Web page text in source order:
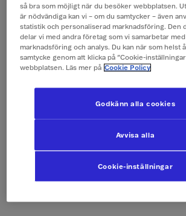
så bra som möjligt när du besöker webbplatsen.
är nödvändiga kan vi – om du samtycker – även
statistik och personaliserad marknadsföring. Den
delar vi med andra företag som vi samarbetar
marknadsföring och analys. Du kan när som helst
samtycke genom att klicka på ”Cookie-
webbplatsen. Läs mer på Cookie Policy
Cookie-inställningar
Avvisa alla
Godkänn alla cookies